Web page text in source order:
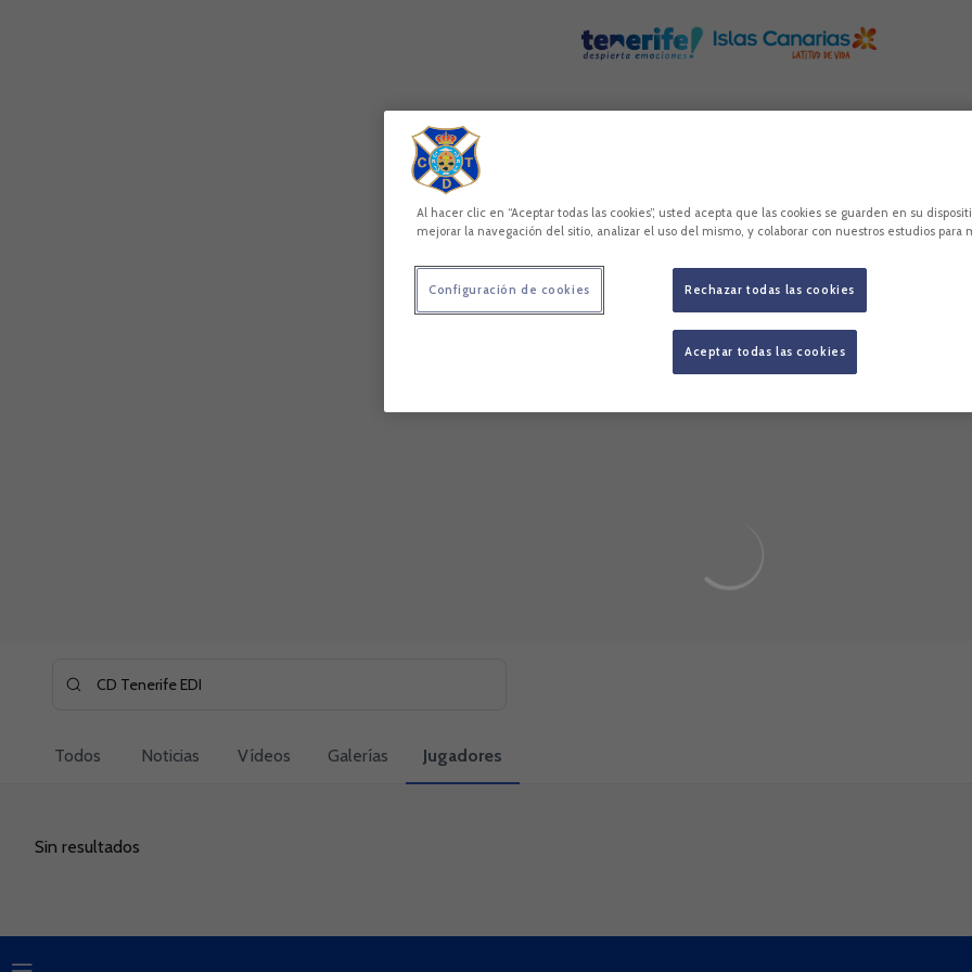
Introduce tu búsqueda, espera unos instantes y te mostraremos contenidos relacionados con esta. Mínimo tres caracteres.
Todos Noticias Vídeos Galerías Jugadores
Sin resultados
Al hacer clic en “Aceptar todas las cookies”, usted acepta que las cookies se guarden en su
mejorar la navegación del sitio, analizar el uso del mismo, y colaborar con nuestros estudios para
Rechazar todas las cookies
Aceptar todas las cookies
Configuración de cookies